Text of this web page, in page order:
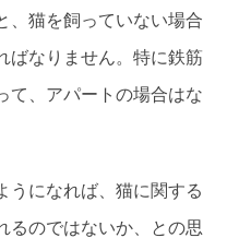
、猫を飼っていない場合
ばなりません。特に鉄筋
て、アパートの場合はな
うになれば、猫に関する
るのではないか、との思